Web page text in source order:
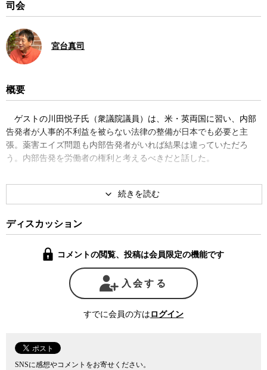
司会
宮台真司
概要
ゲストの川田悦子氏（衆議院議員）は、米・英両国に習い、内部
告発者が人事的不利益を被らない法律の整備が日本でも必要と主
張。薬害エイズ問題も内部告発者がいれば結果は違っていただろ
う。内部告発を労働者の権利と考えるべきだと話した。
ディスカッション
コメントの閲覧、投稿は会員限定の機能です
入会する
すでに会員の方は ログイン
SNSに感想やコメントをお寄せください。